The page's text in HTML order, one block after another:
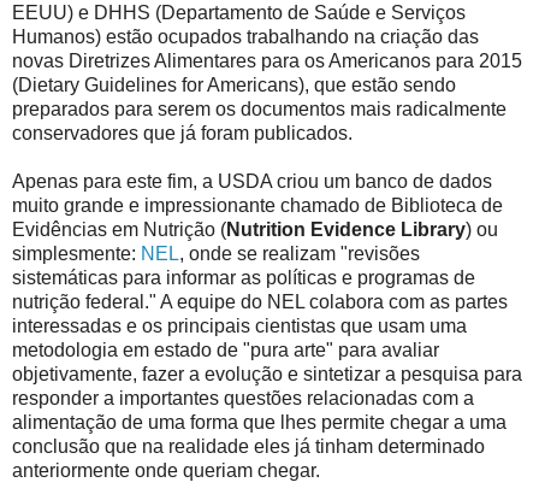
EEUU) e DHHS (Departamento de Saúde e Serviços
Humanos) estão ocupados trabalhando na criação das
novas Diretrizes Alimentares para os Americanos para 2015
(Dietary Guidelines for Americans), que estão sendo
preparados para serem os documentos mais radicalmente
conservadores que já foram publicados.
Apenas para este fim, a USDA criou um banco de dados
muito grande e impressionante chamado de Biblioteca de
Evidências em Nutrição (Nutrition Evidence Library) ou
simplesmente: NEL, onde se realizam "revisões
sistemáticas para informar as políticas e programas de
nutrição federal." A equipe do NEL colabora com as partes
interessadas e os principais cientistas que usam uma
metodologia em estado de "pura arte" para avaliar
objetivamente, fazer a evolução e sintetizar a pesquisa para
responder a importantes questões relacionadas com a
alimentação de uma forma que lhes permite chegar a uma
conclusão que na realidade eles já tinham determinado
anteriormente onde queriam chegar.